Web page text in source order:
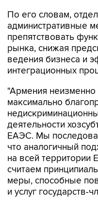
По его словам,
административные
препятствовать
рынка, снижая
ведения бизнеса и
интеграционных
"Армения неизменно
максимально
деятельности
ЕАЭС. Мы
что аналогичный
на всей
считаем
меры, способные
и услуг